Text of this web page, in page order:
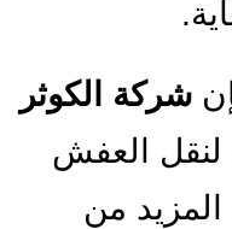
شركة الكوثر
العفش
المزيد من